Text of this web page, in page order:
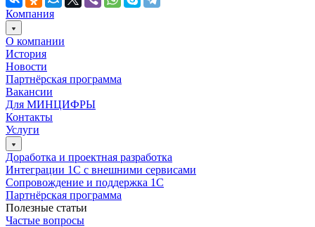
Компания
О компании
История
Новости
Партнёрская программа
Вакансии
Для МИНЦИФРЫ
Контакты
Услуги
Доработка и проектная разработка
Интеграции 1С с внешними сервисами
Сопровождение и поддержка 1С
Партнёрская программа
Полезные статьи
Частые вопросы